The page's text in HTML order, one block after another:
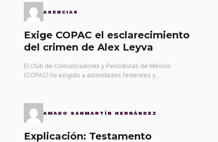
AGENCIAS
Exige COPAC el esclarecimiento
del crimen de Alex Leyva
El Club de Comunicadores y Periodistas de México
(COPAC) ha exigido a autoridades federales y…
AMADO SANMARTÍN HERNÁNDEZ
Explicación: Testamento